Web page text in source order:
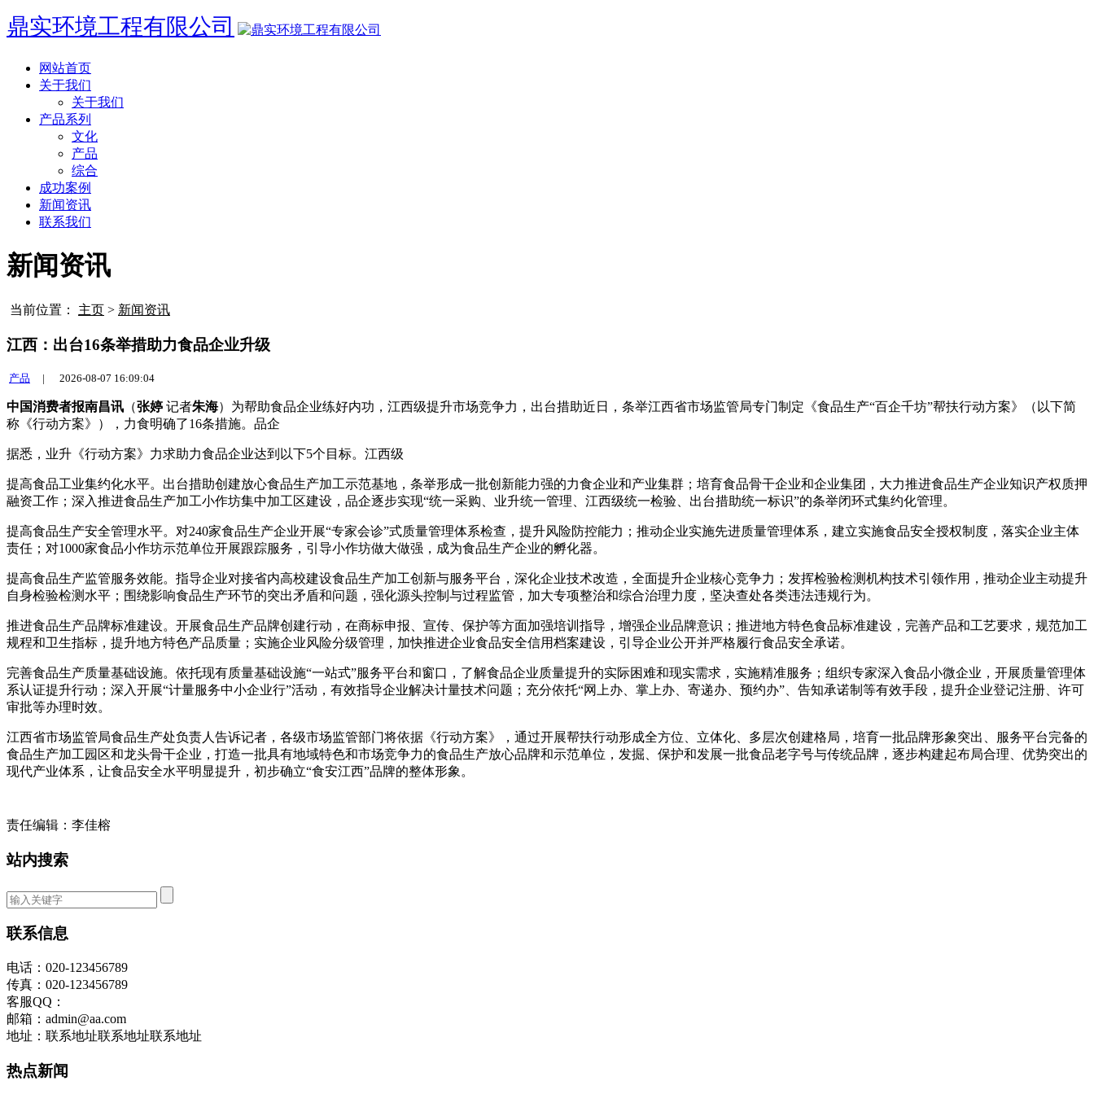
鼎实环境工程有限公司
网站首页
关于我们
关于我们
产品系列
文化
产品
综合
成功案例
新闻资讯
联系我们
新闻资讯
当前位置： 主页 > 新闻资讯
江西：出台16条举措助力食品企业升级
产品 | 2026-08-07 16:09:04
中国消费者报南昌讯 （张婷 记者朱海）为帮助食品企业练好内功，江西级提升市场竞争力，出台措助近日，条举江西省市场监管局专门制定《食品生产“百企千坊”帮扶行动方案》（以下简
称《行动方案》），力食明确了16条措施。品企
据悉，业升《行动方案》力求助力食品企业达到以下5个目标。江西级
提高食品工业集约化水平。出台措助创建放心食品生产加工示范基地，条举形成一批创新能力强的力食企业和产业集群；培育食品骨干企业和企业集团，大力推进食品生产企业知识产权质押
融资工作；深入推进食品生产加工小作坊集中加工区建设，品企逐步实现“统一采购、业升统一管理、江西级统一检验、出台措助统一标识”的条举闭环式集约化管理。
提高食品生产安全管理水平。对240家食品生产企业开展“专家会诊”式质量管理体系检查，提升风险防控能力；推动企业实施先进质量管理体系，建立实施食品安全授权制度，落实企业主体
责任；对1000家食品小作坊示范单位开展跟踪服务，引导小作坊做大做强，成为食品生产企业的孵化器。
提高食品生产监管服务效能。指导企业对接省内高校建设食品生产加工创新与服务平台，深化企业技术改造，全面提升企业核心竞争力；发挥检验检测机构技术引领作用，推动企业主动提升
自身检验检测水平；围绕影响食品生产环节的突出矛盾和问题，强化源头控制与过程监管，加大专项整治和综合治理力度，坚决查处各类违法违规行为。
推进食品生产品牌标准建设。开展食品生产品牌创建行动，在商标申报、宣传、保护等方面加强培训指导，增强企业品牌意识；推进地方特色食品标准建设，完善产品和工艺要求，规范加工
规程和卫生指标，提升地方特色产品质量；实施企业风险分级管理，加快推进企业食品安全信用档案建设，引导企业公开并严格履行食品安全承诺。
完善食品生产质量基础设施。依托现有质量基础设施“一站式”服务平台和窗口，了解食品企业质量提升的实际困难和现实需求，实施精准服务；组织专家深入食品小微企业，开展质量管理体
系认证提升行动；深入开展“计量服务中小企业行”活动，有效指导企业解决计量技术问题；充分依托“网上办、掌上办、寄递办、预约办”、告知承诺制等有效手段，提升企业登记注册、许可
审批等办理时效。
江西省市场监管局食品生产处负责人告诉记者，各级市场监管部门将依据《行动方案》，通过开展帮扶行动形成全方位、立体化、多层次创建格局，培育一批品牌形象突出、服务平台完备的
食品生产加工园区和龙头骨干企业，打造一批具有地域特色和市场竞争力的食品生产放心品牌和示范单位，发掘、保护和发展一批食品老字号与传统品牌，逐步构建起布局合理、优势突出的
现代产业体系，让食品安全水平明显提升，初步确立“食安江西”品牌的整体形象。
责任编辑：李佳榕
站内搜索
联系信息
电话：020-123456789
传真：020-123456789
客服QQ：
邮箱：admin@aa.com
地址：联系地址联系地址联系地址
热点新闻